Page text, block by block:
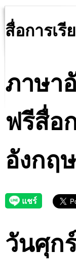
สื่อการเรี
ภาษา
ฟรีสื่อ
อังกฤ
วันศุก